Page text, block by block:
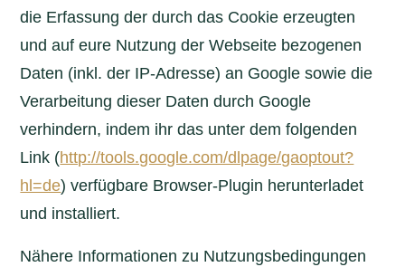
die Erfassung der durch das Cookie erzeugten
und auf eure Nutzung der Webseite bezogenen
Daten (inkl. der IP-Adresse) an Google sowie die
Verarbeitung dieser Daten durch Google
verhindern, indem ihr das unter dem folgenden
Link (http://tools.google.com/dlpage/gaoptout?
hl=de) verfügbare Browser-Plugin herunterladet
und installiert.
Nähere Informationen zu Nutzungsbedingungen